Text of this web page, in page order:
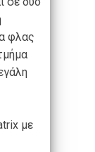
φλας
με